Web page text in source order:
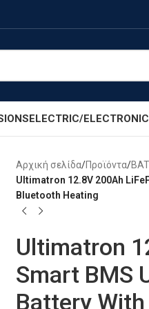
ELECTRIC/ELECTRONIC
Αρχική σελίδα/Προϊόντα/
Ultimatron 12.8V 200Ah
Bluetooth Heating
Ultimatron
Smart BMS
Battery